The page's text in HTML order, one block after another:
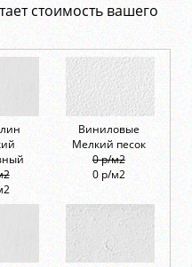
стоимость вашего
Виниловые
Мелкий песок
0 р/м2
0 р/м2